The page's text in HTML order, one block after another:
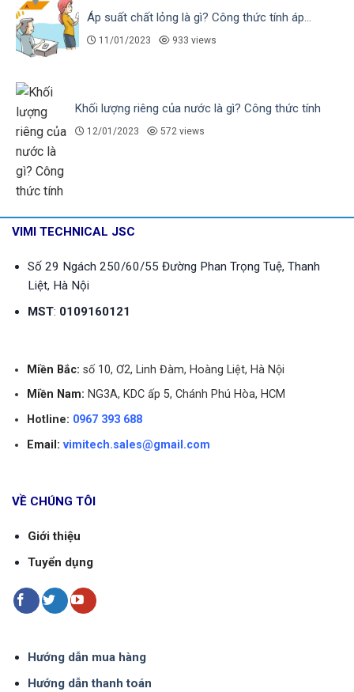
Áp suất chất lỏng là gì? Công thức tính áp...
11/01/2023 933 views
Khối lượng riêng của nước là gì? Công thức tính
12/01/2023 572 views
VIMI TECHNICAL JSC
Số 29 Ngách 250/60/55 Đường Phan Trọng Tuệ, Thanh
Liệt, Hà Nội
MST: 0109160121
Miền Bắc: số 10, Ơ2, Linh Đàm, Hoàng Liệt, Hà Nội
Miền Nam: NG3A, KDC ấp 5, Chánh Phú Hòa, HCM
Hotline: 0967 393 688
Email: vimitech.sales@gmail.com
VỀ CHÚNG TÔI
Giới thiệu
Tuyển dụng
Hướng dẫn mua hàng
Hướng dẫn thanh toán